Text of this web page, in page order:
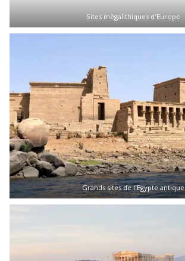
Sites mégalithiques d'Europe
Grands sites de l'Egypte antique